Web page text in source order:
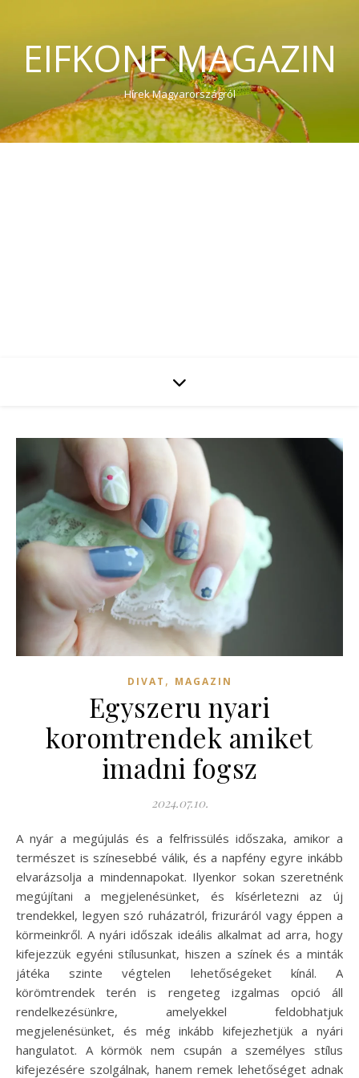
EIFKONF MAGAZIN
Hírek Magyarországról
DIVAT , MAGAZIN
Egyszeru nyari
koromtrendek amiket
imadni fogsz
2024.07.10.
A nyár a megújulás és a felfrissülés időszaka, amikor a
természet is színesebbé válik, és a napfény egyre inkább
elvarázsolja a mindennapokat. Ilyenkor sokan szeretnénk
megújítani a megjelenésünket, és kísérletezni az új
trendekkel, legyen szó ruházatról, frizuráról vagy éppen a
körmeinkről. A nyári időszak ideális alkalmat ad arra, hogy
kifejezzük egyéni stílusunkat, hiszen a színek és a minták
játéka szinte végtelen lehetőségeket kínál. A
körömtrendek terén is rengeteg izgalmas opció áll
rendelkezésünkre, amelyekkel feldobhatjuk
megjelenésünket, és még inkább kifejezhetjük a nyári
hangulatot. A körmök nem csupán a személyes stílus
kifejezésére szolgálnak, hanem remek lehetőséget adnak